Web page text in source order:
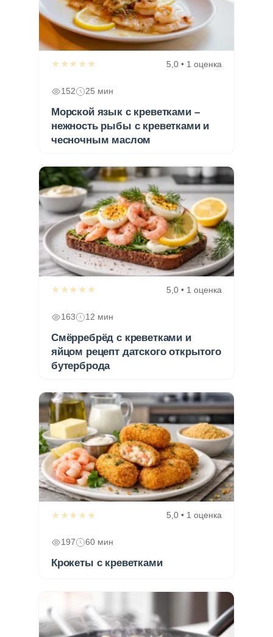
★★★★★ 5,0 • 1 оценка
152 25 мин
Морской язык с креветками –
нежность рыбы с креветками и
чесночным маслом
★★★★★ 5,0 • 1 оценка
163 12 мин
Смёрребрёд с креветками и
яйцом рецепт датского открытого
бутерброда
★★★★★ 5,0 • 1 оценка
197 60 мин
Крокеты с креветками